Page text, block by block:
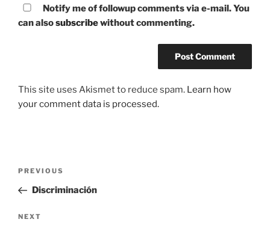
Notify me of followup comments via e-mail. You
can alsosubscribewithout commenting.
This site uses Akismet to reduce spam. Learn how
your comment data is processed.
Previous
Post
PREVIOUS
Discriminación
Next
NEXT